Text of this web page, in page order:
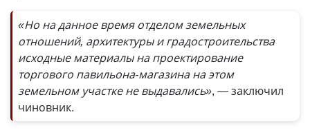
«Но на данное время отделом земельных
отношений, архитектуры и градостроительства
исходные материалы на проектирование
торгового павильона-магазина на этом
земельном участке не выдавались», — заключил
чиновник.